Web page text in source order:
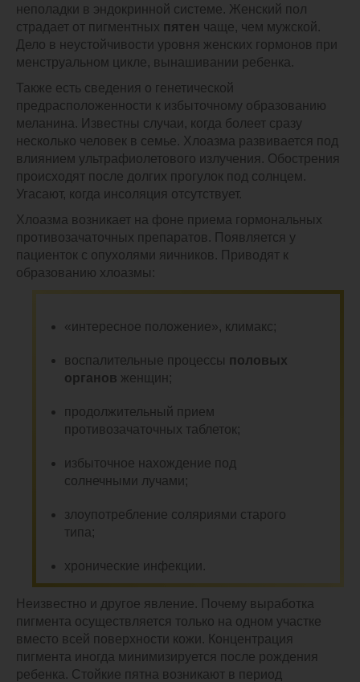
неполадки в эндокринной системе. Женский пол
страдает от пигментных пятен чаще, чем мужской.
Дело в неустойчивости уровня женских гормонов при
менструальном цикле, вынашивании ребенка.
Также есть сведения о генетической
предрасположенности к избыточному образованию
меланина. Известны случаи, когда болеет сразу
несколько человек в семье. Хлоазма развивается под
влиянием ультрафиолетового излучения. Обострения
происходят после долгих прогулок под солнцем.
Угасают, когда инсоляция отсутствует.
Хлоазма возникает на фоне приема гормональных
противозачаточных препаратов. Появляется у
пациенток с опухолями яичников. Приводят к
образованию хлоазмы:
«интересное положение», климакс;
воспалительные процессы половых
органов женщин;
продолжительный прием
противозачаточных таблеток;
избыточное нахождение под
солнечными лучами;
злоупотребление соляриями старого
типа;
хронические инфекции.
Неизвестно и другое явление. Почему выработка
пигмента осуществляется только на одном участке
вместо всей поверхности кожи. Концентрация
пигмента иногда минимизируется после рождения
ребенка. Стойкие пятна возникают в период